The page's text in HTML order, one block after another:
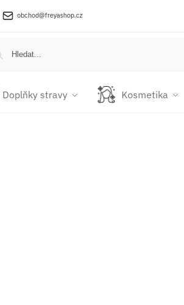
obchod@freyashop.cz
Doplňky stravy Kosmetika